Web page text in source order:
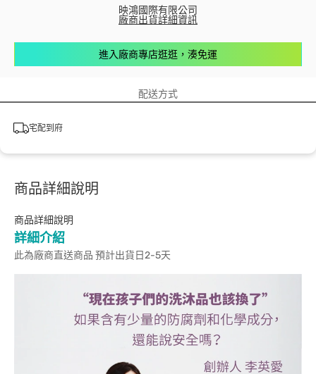
映鴻國際有限公司
廠商出貨詳細資訊
進入廠商專店逛逛，湊免運
配送方式
宅配到府
商品詳細說明
商品詳細說明
詳細介紹
此為廠商直送商品 預計出貨日2-5天